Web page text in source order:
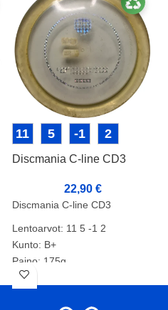
11 5 -1 2
Discmania C-line CD3
22,90 €
Discmania C-line CD3
Lentoarvot: 11 5 -1 2
Kunto: B+
Paino: 175g
Tussit: